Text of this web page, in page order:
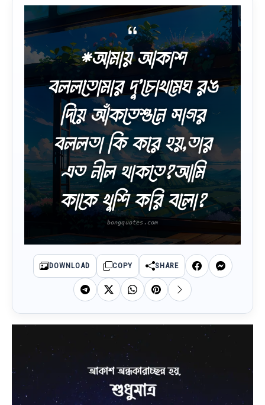
*আমায় আকাশ
বললতোমার দু’চোখমেঘ রঙ
দিয়ে আঁকতেশুনে সাগর
বললতা কি করে হয়,তার
এত নীল থাকতে?আমি
কাকে খুশি করি বলো?
DOWNLOAD COPY SHARE